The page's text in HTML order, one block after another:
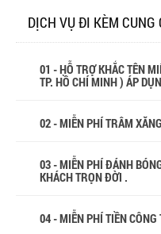
DỊCH VỤ ĐI KÈM CUNG
01 - HỖ TRỢ KHẮC TÊN
TP. HỒ CHÍ MINH ) ÁP
02 - MIỄN PHÍ TRÂM
03 - MIỄN PHÍ ĐÁNH
KHÁCH TRỌN ĐỜI .
04 - MIỄN PHÍ TIỀN